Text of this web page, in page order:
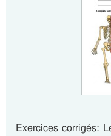
Exercices corrigés: